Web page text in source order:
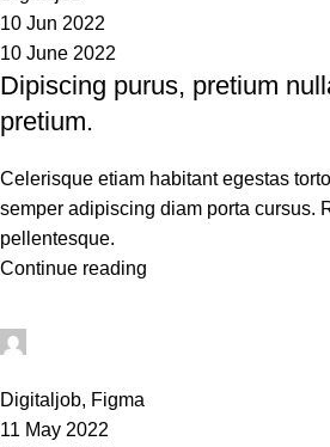
10 Jun 2022
10 June 2022
Dipiscing purus, pretium
pretium.
Celerisque etiam habitant egestas
semper adipiscing diam porta cursus.
pellentesque.
Continue reading
Digitaljob, Figma
11 May 2022